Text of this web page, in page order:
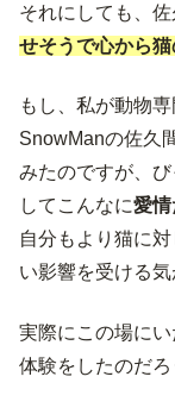
それにしても、
せそうで心から
もし、私が動物
SnowManの佐久
みたのですが、
してこんなに愛
自分もより猫に
い影響を受ける気
実際にこの場に
体験をしたのだろ